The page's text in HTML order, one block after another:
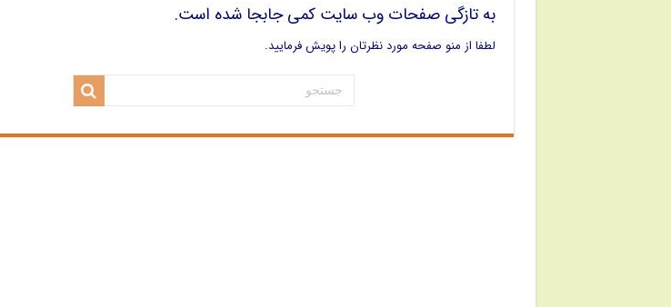
به تازگی صفحات وب سایت کمی جابجا شده است.
لطفا از منو صفحه مورد نظرتان را پویش فرمایید.